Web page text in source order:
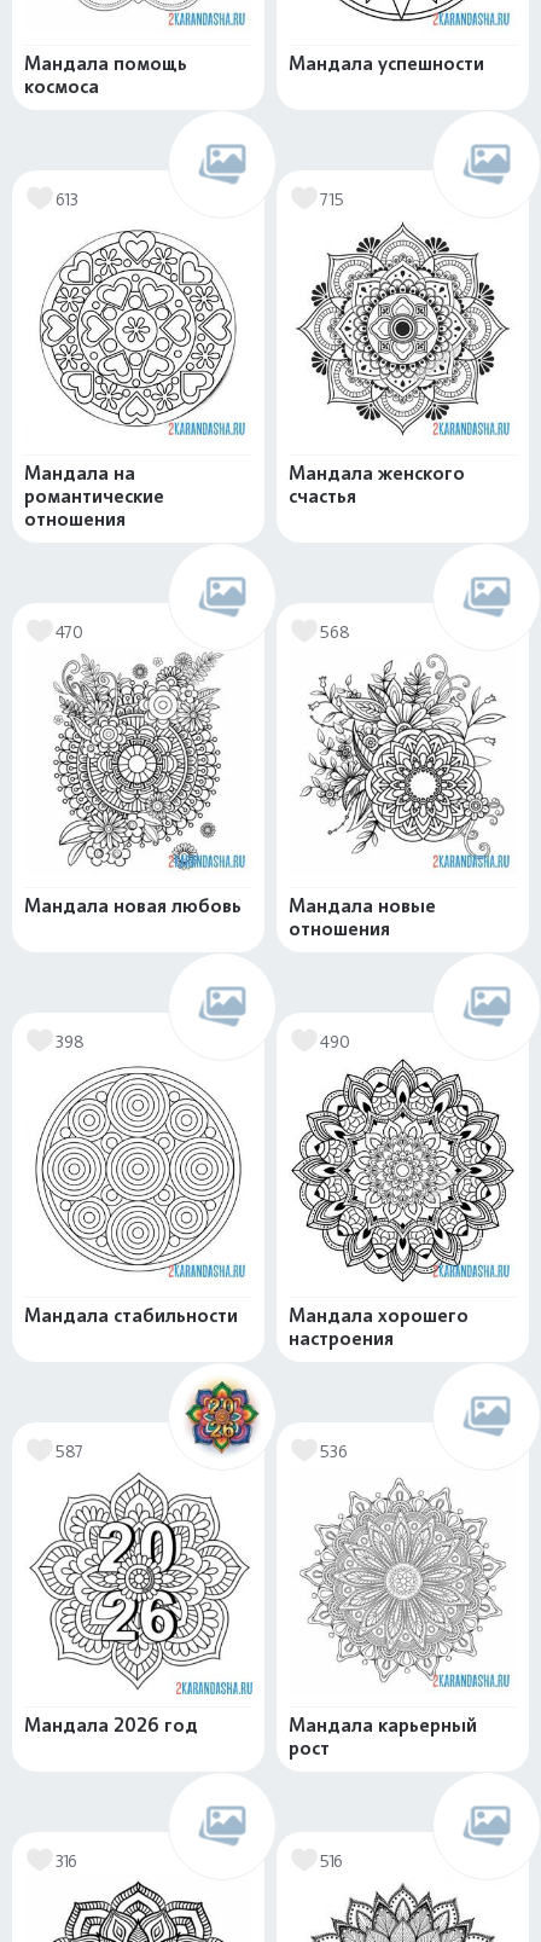
Мандала помощь
космоса
Мандала успешности
613
Мандала на
романтические
отношения
715
Мандала женского
счастья
470
Мандала новая любовь
568
Мандала новые
отношения
398
Мандала стабильности
490
Мандала хорошего
настроения
587
Мандала 2026 год
536
Мандала карьерный
рост
316 516